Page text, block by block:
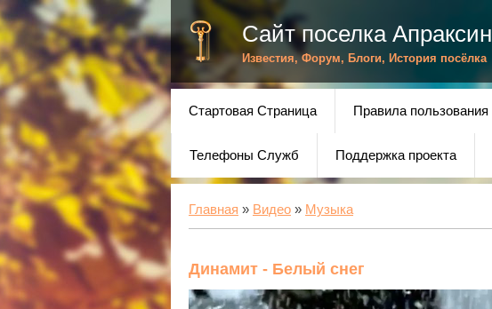
Сайт поселка Апраксин
Известия, Форум, Блоги, История посёлка
Стартовая Страница Правила пользования
Телефоны Служб Поддержка проекта
Главная » Видео » Музыка
Динамит - Белый снег